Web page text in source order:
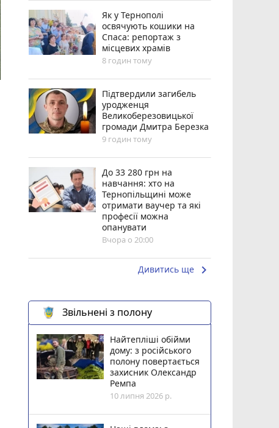
Як у Тернополі
освячують кошики на
Спаса: репортаж з
місцевих храмів
8 годин тому
Підтвердили загибель
уродженця
Великоберезовицької
громади Дмитра Березка
9 годин тому
До 33 280 грн на
навчання: хто на
Тернопільщині може
отримати ваучер та які
професії можна
опанувати
Вчора о 20:00
Дивитись ще keyboard_arrow_right
Звільнені з полону
Найтепліші обійми
дому: з російського
полону повертається
захисник Олександр
Ремпа
10 липня 2026 р.